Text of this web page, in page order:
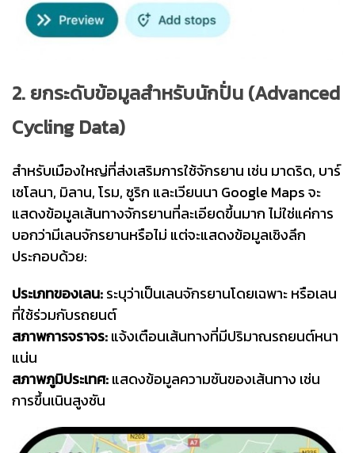
2. ยกระดับข้อมูลสำหรับนักปั่น (Advanced
Cycling Data)
สำหรับเมืองใหญ่ที่ส่งเสริมการใช้จักรยาน เช่น มาดริด, บาร์
เซโลนา, มิลาน, โรม, ซูริก และเวียนนา Google Maps จะ
แสดงข้อมูลเส้นทางจักรยานที่ละเอียดขึ้นมาก ไม่ใช่แค่การ
บอกว่ามีเลนจักรยานหรือไม่ แต่จะแสดงข้อมูลเชิงลึก
ประกอบด้วย:
ประเภทของเลน:ระบุว่าเป็นเลนจักรยานโดยเฉพาะ หรือเลน
ที่ใช้ร่วมกับรถยนต์
สภาพการจราจร:แจ้งเตือนเส้นทางที่มีปริมาณรถยนต์หนา
แน่น
สภาพภูมิประเทศ:แสดงข้อมูลความชันของเส้นทาง เช่น
การขึ้นเนินสูงชัน